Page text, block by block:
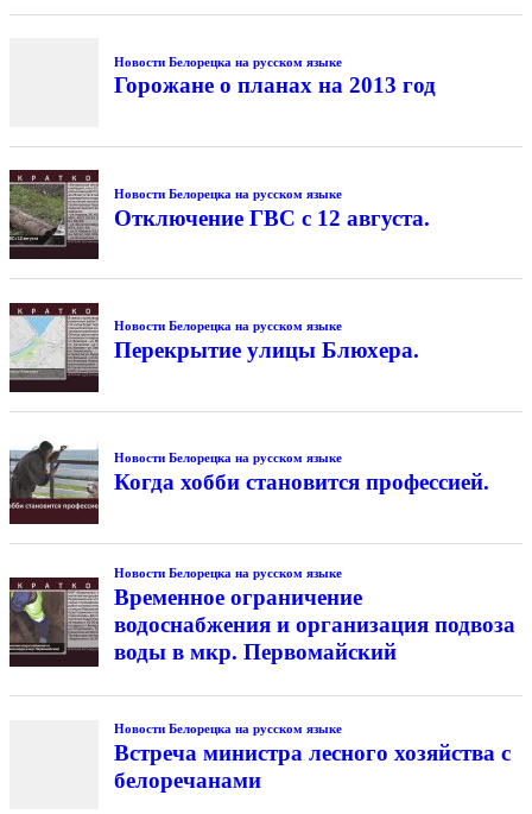
Новости Белорецка на русском языке
Горожане о планах на 2013 год
Новости Белорецка на русском языке
Отключение ГВС с 12 августа.
Новости Белорецка на русском языке
Перекрытие улицы Блюхера.
Новости Белорецка на русском языке
Когда хобби становится профессией.
Новости Белорецка на русском языке
Временное ограничение
водоснабжения и организация подвоза
воды в мкр. Первомайский
Новости Белорецка на русском языке
Встреча министра лесного хозяйства с
белоречанами